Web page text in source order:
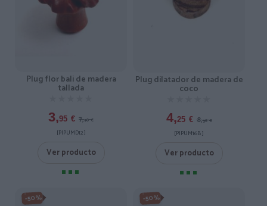
Plug flor bali de madera
tallada
3,95 € 7,90 €
[PIPUMD12 ]
Ver producto
Plug dilatador de madera de
coco
4,25 € 8,50 €
[PIPUM16B ]
Ver producto
-50% -50%